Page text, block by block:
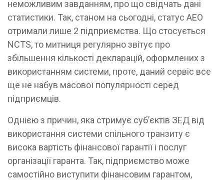
неможливим завданням, про що свідчать дані
статистики. Так, станом на сьогодні, статус АЕО
отримали лише 2 підприємства. Що стосується
NCTS, то митниця регулярно звітує про
збільшення кількості декларацій, оформлених з
використанням системи, проте, даний сервіс все
ще не набув масової популярності серед
підприємців.
Однією з причин, яка стримує суб’єктів ЗЕД від
використання системи спільного транзиту є
висока вартість фінансової гарантії і послуг
організації гаранта. Так, підприємство може
самостійно виступити фінансовим гарантом,